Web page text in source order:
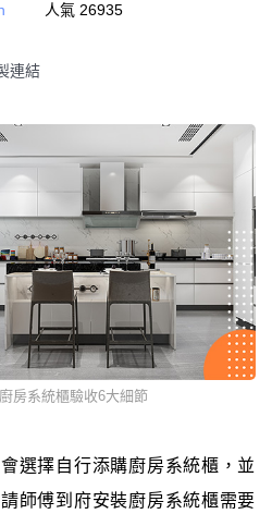
人氣 26935
連結
房系統櫃驗收6大細節
選擇自行添購廚房系統櫃，並
師傅到府安裝廚房系統櫃需要